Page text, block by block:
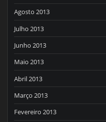
Agosto 2013
Julho 2013
Junho 2013
Maio 2013
Abril 2013
Março 2013
Fevereiro 2013